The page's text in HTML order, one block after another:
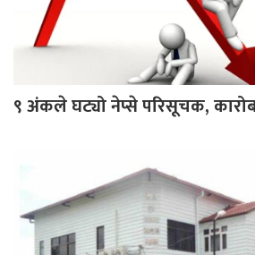
९ अंकले घट्यो नेप्से परिसूचक,